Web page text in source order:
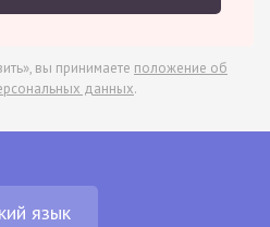
вы принимаете положение об
данных.
язык